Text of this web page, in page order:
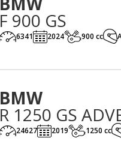
F 900 GS
6341 2024 900 cc
BMW
R 1250 GS
24627 2019 1250 cc